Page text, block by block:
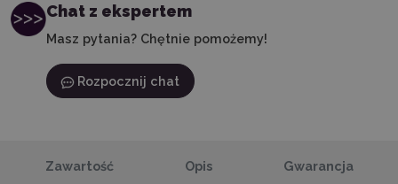
Chat z ekspertem
Masz pytania? Chętnie pomożemy!
Rozpocznij chat
Zawartość Opis Gwarancja